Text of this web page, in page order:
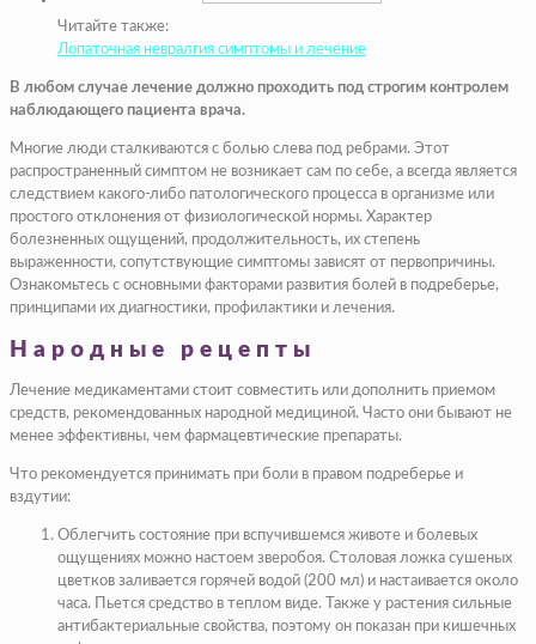
Читайте также:
Лопаточная невралгия симптомы и лечение
В любом случае лечение должно проходить под строгим контролем
наблюдающего пациента врача.
Многие люди сталкиваются с болью слева под ребрами. Этот
распространенный симптом не возникает сам по себе, а всегда является
следствием какого-либо патологического процесса в организме или
простого отклонения от физиологической нормы. Характер
болезненных ощущений, продолжительность, их степень
выраженности, сопутствующие симптомы зависят от первопричины.
Ознакомьтесь с основными факторами развития болей в подреберье,
принципами их диагностики, профилактики и лечения.
Народные рецепты
Лечение медикаментами стоит совместить или дополнить приемом
средств, рекомендованных народной медициной. Часто они бывают не
менее эффективны, чем фармацевтические препараты.
Что рекомендуется принимать при боли в правом подреберье и
вздутии:
Облегчить состояние при вспучившемся животе и болевых
ощущениях можно настоем зверобоя. Столовая ложка сушеных
цветков заливается горячей водой (200 мл) и настаивается около
часа. Пьется средство в теплом виде. Также у растения сильные
антибактериальные свойства, поэтому он показан при кишечных